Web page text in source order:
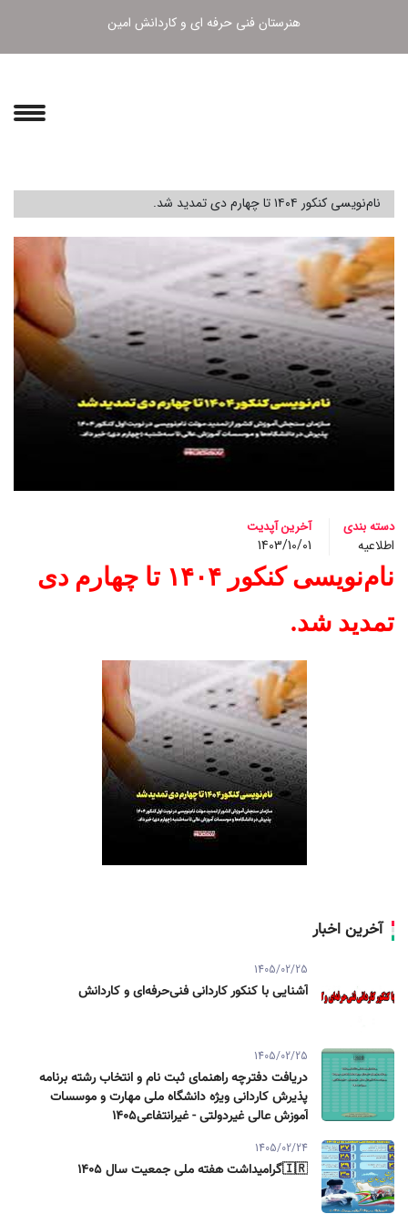
هنرستان فنی حرفه ای و کاردانش امین
نام‌نویسی کنکور ۱۴۰۴ تا چهارم دی تمدید شد.
دسته بندی
اطلاعیه
آخرین آپدیت
1403/10/01
نام‌نویسی کنکور ۱۴۰۴ تا چهارم دی
تمدید شد.
آخرین اخبار
1405/02/25
آشنایی با کنکور کاردانی فنی‌حرفه‌ای و کاردانش
1405/02/25
دریافت دفترچه راهنمای ثبت نام و انتخاب رشته برنامه
پذیرش کاردانی ویژه دانشگاه ملی مهارت و موسسات
آموزش عالی غیردولتی - غیرانتفاعی1405
1405/02/24
🇮🇷گرامیداشت هفته ملی جمعیت سال ۱۴۰۵